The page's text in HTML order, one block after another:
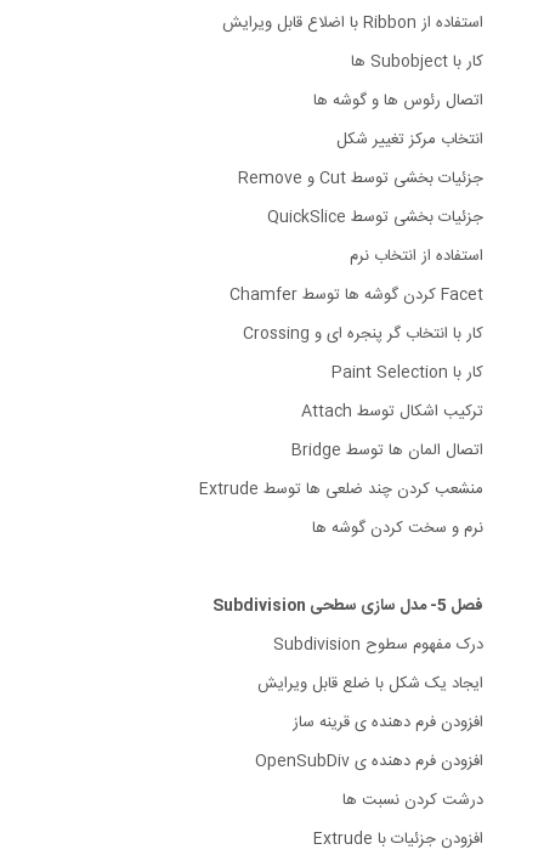
استفاده از Ribbon با اضلاع قابل ویرایش
کار با Subobject ها
اتصال رئوس ها و گوشه ها
انتخاب مرکز تغییر شکل
جزئیات بخشی توسط Cut و Remove
جزئیات بخشی توسط QuickSlice
استفاده از انتخاب نرم
Facet کردن گوشه ها توسط Chamfer
کار با انتخاب گر پنجره ای و Crossing
کار با Paint Selection
ترکیب اشکال توسط Attach
اتصال المان ها توسط Bridge
منشعب کردن چند ضلعی ها توسط Extrude
نرم و سخت کردن گوشه ها
فصل 5- مدل سازی سطحی Subdivision
درک مفهوم سطوح Subdivision
ایجاد یک شکل با ضلع قابل ویرایش
افزودن فرم دهنده ی قرینه ساز
افزودن فرم دهنده ی OpenSubDiv
درشت کردن نسبت ها
افزودن جزئیات با Extrude